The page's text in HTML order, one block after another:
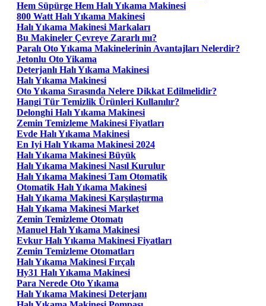
Hem Süpürge Hem Halı Yıkama Makinesi
800 Watt Halı Yıkama Makinesi
Halı Yıkama Makinesi Markaları
Bu Makineler Çevreye Zararlı mı?
Paralı Oto Yıkama Makinelerinin Avantajları Nelerdir?
Jetonlu Oto Yikama
Deterjanlı Halı Yıkama Makinesi
Halı Yıkama Makinesi
Oto Yıkama Sırasında Nelere Dikkat Edilmelidir?
Hangi Tür Temizlik Ürünleri Kullanılır?
Delonghi Halı Yıkama Makinesi
Zemin Temizleme Makinesi Fiyatları
Evde Halı Yıkama Makinesi
En Iyi Halı Yıkama Makinesi 2024
Halı Yıkama Makinesi Büyük
Halı Yıkama Makinesi Nasıl Kurulur
Halı Yıkama Makinesi Tam Otomatik
Otomatik Halı Yıkama Makinesi
Halı Yıkama Makinesi Karşılaştırma
Halı Yıkama Makinesi Market
Zemin Temizleme Otomatı
Manuel Halı Yıkama Makinesi
Evkur Halı Yıkama Makinesi Fiyatları
Zemin Temizleme Otomatları
Halı Yıkama Makinesi Fırçalı
Hy31 Halı Yıkama Makinesi
Para Nerede Oto Yıkama
Halı Yıkama Makinesi Deterjanı